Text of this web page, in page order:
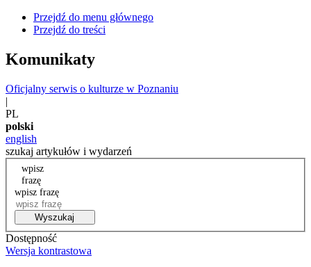
Przejdź do menu głównego
Przejdź do treści
Komunikaty
Oficjalny serwis o kulturze w Poznaniu
|
PL
polski
english
szukaj artykułów i wydarzeń
wpisz
frazę
wpisz frazę
Wyszukaj
Dostępność
Wersja kontrastowa